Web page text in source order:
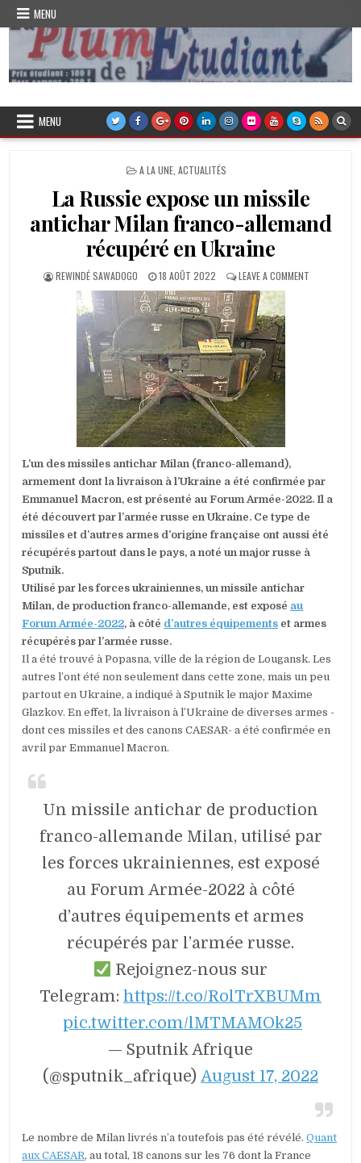
Skip
content
MENU
Plume de l'Etudiant
MENU
POSTED
A LA UNE ACTUALITÉS
La Russie expose un missile
antichar Milan franco-allemand
récupéré en Ukraine
AUTHOR:
REWINDÉ SAWADOGO
PUBLISHED
DATE:
18 AOÛT 2022 LEAVE A COMMENT
L’un des missiles antichar Milan (franco-allemand),
armement dont la livraison à l’Ukraine a été confirmée par
Emmanuel Macron, est présenté au Forum Armée-2022. Il a
été découvert par l’armée russe en Ukraine. Ce type de
missiles et d’autres armes d’origine française ont aussi été
récupérés partout dans le pays, a noté un major russe à
Sputnik.
Utilisé par les forces ukrainiennes, un missile antichar
Milan, de production franco-allemande, est exposé au
Forum Armée-2022, à côté d’autres équipements et armes
récupérés par l’armée russe.
Il a été trouvé à Popasna, ville de la région de Lougansk. Les
autres l’ont été non seulement dans cette zone, mais un peu
partout en Ukraine, a indiqué à Sputnik le major Maxime
Glazkov. En effet, la livraison à l’Ukraine de diverses armes -
dont ces missiles et des canons CAESAR- a été confirmée en
avril par Emmanuel Macron.
Un missile antichar de production
franco-allemande Milan, utilisé par
les forces ukrainiennes, est exposé
au Forum Armée-2022 à côté
d’autres équipements et armes
récupérés par l’armée russe.
Rejoignez-nous sur
Telegram: https://t.co/RolTrXBUMm
pic.twitter.com/lMTMAMOk25
— Sputnik Afrique
(@sputnik_afrique) August 17, 2022
Le nombre de Milan livrés n’a toutefois pas été révélé.Quant
aux CAESAR, au total, 18 canons sur les 76 dont la France